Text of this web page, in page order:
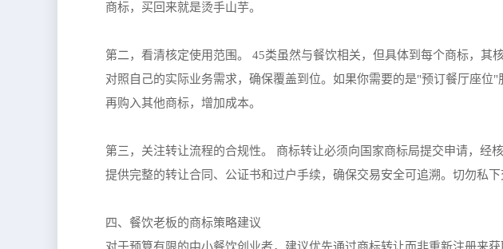
商标，买回来就是烫手山芋。
第二，看清核定使用范围。 45类虽然与餐饮相关，但具体到每个商标，其
对照自己的实际业务需求，确保覆盖到位。如果你需要的是"预订餐厅座位
再购入其他商标，增加成本。
第三，关注转让流程的合规性。 商标转让必须向国家商标局提交申请，经
提供完整的转让合同、公证书和过户手续，确保交易安全可追溯。切勿私
四、餐饮老板的商标策略建议